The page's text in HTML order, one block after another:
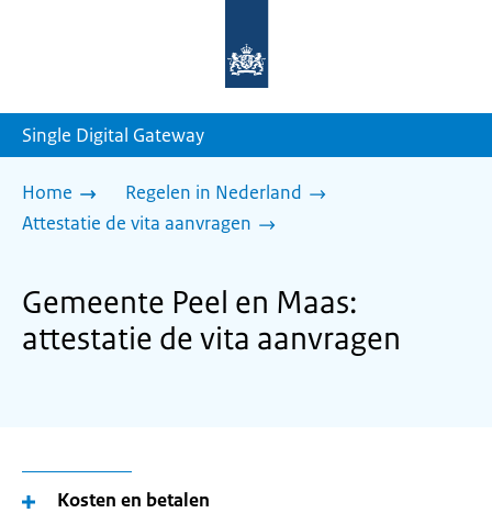
homepage
Single Digital Gateway
Home
Regelen in Nederland
Attestatie de vita aanvragen
Gemeente Peel en Maas:
attestatie de vita aanvragen
Kosten en betalen